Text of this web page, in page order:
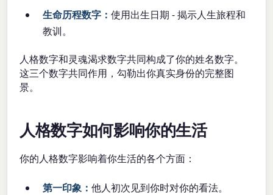
生命历程数字：使用出生日期 - 揭示人生旅程和
教训。
人格数字和灵魂渴求数字共同构成了你的姓名数字。
这三个数字共同作用，勾勒出你真实身份的完整图
景。
人格数字如何影响你的生活
你的人格数字影响着你生活的各个方面：
第一印象：他人初次见到你时对你的看法。